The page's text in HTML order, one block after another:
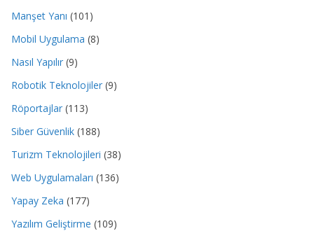
Manşet Yanı (101)
Mobil Uygulama (8)
Nasıl Yapılır (9)
Robotik Teknolojiler (9)
Röportajlar (113)
Siber Güvenlik (188)
Turizm Teknolojileri (38)
Web Uygulamaları (136)
Yapay Zeka (177)
Yazılım Geliştirme (109)